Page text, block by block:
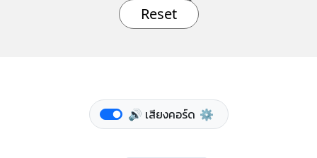
Reset
🔊 เสียงคอร์ด ⚙️